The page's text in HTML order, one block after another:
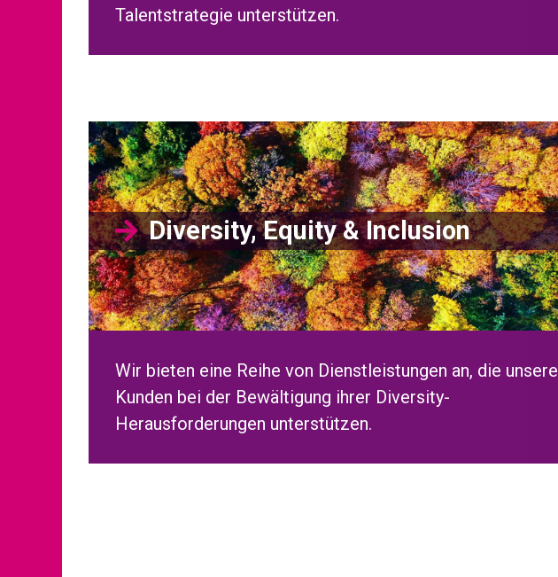
Talentstrategie unterstützen.
Diversity, Equity & Inclusion
Wir bieten eine Reihe von Dienstleistungen an, die unsere
Kunden bei der Bewältigung ihrer Diversity-
Herausforderungen unterstützen.